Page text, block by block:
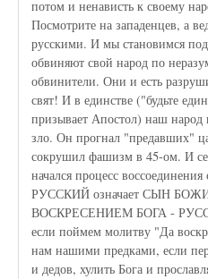
потом и ненависть к своему
Посмотрите на западенцев, а
русскими. И мы становимся
обвиняют свой народ по
обвинители. Они и есть
свят! И в единстве ("будьте
призывает Апостол) наш народ
зло. Он прогнал "предавших"
сокрушил фашизм в 45-ом. И
начался процесс
РУССКИЙ означает СЫН
ВОСКРЕСЕНИЕМ БОГА -
если поймем молитву "Да
нам нашими предками, если
и дедов, хулить Бога и